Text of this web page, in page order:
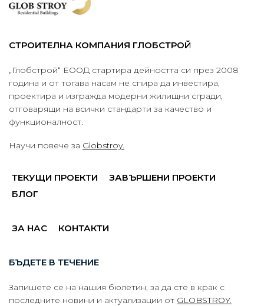
СТРОИТЕЛНА КОМПАНИЯ ГЛОБСТРОЙ
„Глобстрой“ ЕООД стартира дейността си през 2008
година и от тогава насам не спира да инвестира,
проектира и изгражда модерни жилищни сгради,
отговарящи на всички стандарти за качество и
функционалност.
Научи повече за Globstroy.
ТЕКУЩИ ПРОЕКТИ
ЗАВЪРШЕНИ ПРОЕКТИ
БЛОГ
ЗА НАС КОНТАКТИ
БЪДЕТЕ В ТЕЧЕНИЕ
Запишете се на нашия бюлетин, за да сте в крак с
последните новини и актуализации от GLOBSTROY.